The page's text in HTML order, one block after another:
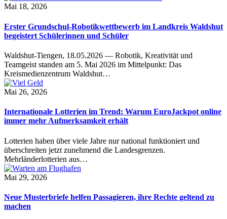
Mai 18, 2026
Erster Grundschul-Robotikwettbewerb im Landkreis Waldshut
begeistert Schülerinnen und Schüler
Waldshut-Tiengen, 18.05.2026 — Robotik, Kreativität und
Teamgeist standen am 5. Mai 2026 im Mittelpunkt: Das
Kreismedienzentrum Waldshut…
Mai 26, 2026
Internationale Lotterien im Trend: Warum EuroJackpot online
immer mehr Aufmerksamkeit erhält
Lotterien haben über viele Jahre nur national funktioniert und
überschreiten jetzt zunehmend die Landesgrenzen.
Mehrländerlotterien aus…
Mai 29, 2026
Neue Musterbriefe helfen Passagieren, ihre Rechte geltend zu
machen